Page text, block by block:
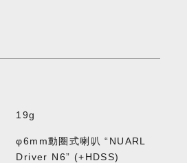
19g
φ6mm動圈式喇叭 “NUARL
Driver N6” (+HDSS)